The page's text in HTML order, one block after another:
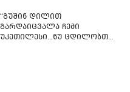
“გუშინ დილით
გარდაიცვალა ჩემი
უკეთილესი…ნუ ცდილობთ